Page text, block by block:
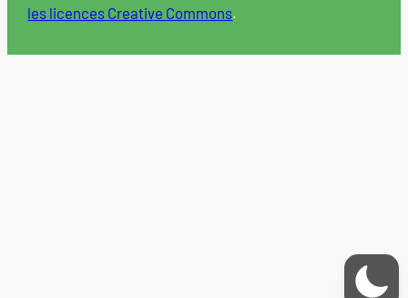
les licences Creative Commons.